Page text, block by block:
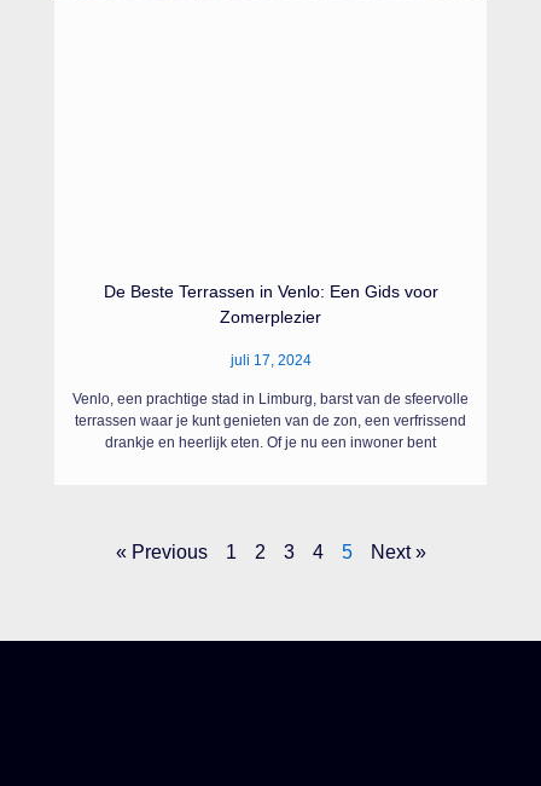
De Beste Terrassen in Venlo: Een Gids voor
Zomerplezier
juli 17, 2024
Venlo, een prachtige stad in Limburg, barst van de sfeervolle
terrassen waar je kunt genieten van de zon, een verfrissend
drankje en heerlijk eten. Of je nu een inwoner bent
« Previous 1 2 3 4 5 Next »